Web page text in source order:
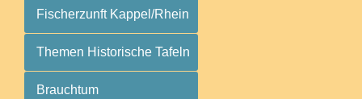
Fischerzunft Kappel/Rhein
Themen Historische Tafeln
Brauchtum